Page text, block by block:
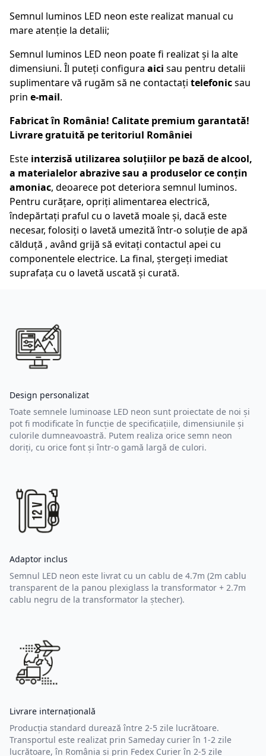
Semnul luminos LED neon este realizat manual cu
mare atenție la detalii;
Semnul luminos LED neon poate fi realizat și la alte
dimensiuni. Îl puteți configura aici sau pentru detalii
suplimentare vă rugăm să ne contactați telefonicsau
prin e-mail.
Fabricat în România! Calitate premium garantată!
Livrare gratuită pe teritoriul României
Este interzisă utilizarea soluțiilor pe bază de alcool,
a materialelor abrazive sau a produselor ce conțin
amoniac, deoarece pot deteriora semnul luminos.
Pentru curățare, opriți alimentarea electrică,
îndepărtați praful cu o lavetă moale și, dacă este
necesar, folosiți o lavetă umezită într-o soluție de apă
călduță , având grijă să evitați contactul apei cu
componentele electrice. La final, ștergeți imediat
suprafața cu o lavetă uscată și curată.
Design personalizat
Toate semnele luminoase LED neon sunt proiectate de noi și
pot fi modificate în funcție de specificațiile, dimensiunile și
culorile dumneavoastră. Putem realiza orice semn neon
doriți, cu orice font și într-o gamă largă de culori.
Adaptor inclus
Semnul LED neon este livrat cu un cablu de 4.7m (2m cablu
transparent de la panou plexiglass la transformator + 2.7m
cablu negru de la transformator la ștecher).
Livrare internațională
Producția standard durează între 2-5 zile lucrătoare.
Transportul este realizat prin Sameday curier în 1-2 zile
lucrătoare, în România și prin Fedex Curier în 2-5 zile